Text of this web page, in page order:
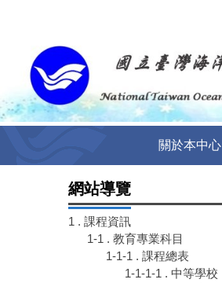
容
區
關於本中心
網站導覽
1 . 課程資訊
1-1 . 教育專業科目
1-1-1 . 課程總表
1-1-1-1 . 中等學校